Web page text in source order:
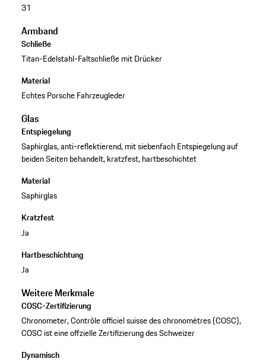
31
Armband
Schließe
Titan-Edelstahl-Faltschließe mit Drücker
Material
Echtes Porsche Fahrzeugleder
Glas
Entspiegelung
Saphirglas, anti-reflektierend, mit siebenfach Entspiegelung auf
beiden Seiten behandelt, kratzfest, hartbeschichtet
Material
Saphirglas
Kratzfest
Ja
Hartbeschichtung
Ja
Weitere Merkmale
COSC-Zertifizierung
Chronometer, Contrôle officiel suisse des chronomètres (COSC),
COSC ist eine offzielle Zertifizierung des Schweizer
Dynamisch